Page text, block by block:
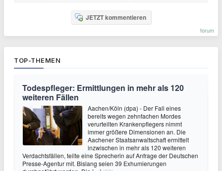
JETZT kommentieren
forum
TOP-THEMEN
Todespfleger: Ermittlungen in mehr als 120
weiteren Fällen
Aachen/Köln (dpa) - Der Fall eines
bereits wegen zehnfachen Mordes
verurteilten Krankenpflegers nimmt
immer größere Dimensionen an. Die
Aachener Staatsanwaltschaft ermittelt
inzwischen in mehr als 120 weiteren
Verdachtsfällen, teilte eine Sprecherin auf Anfrage der Deutschen
Presse-Agentur mit. Bislang seien 39 Exhumierungen